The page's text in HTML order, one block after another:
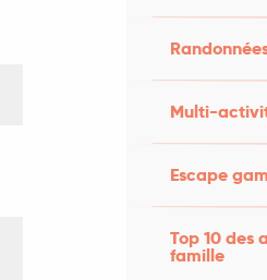
Multi-
Escape
Top 10 des
famille